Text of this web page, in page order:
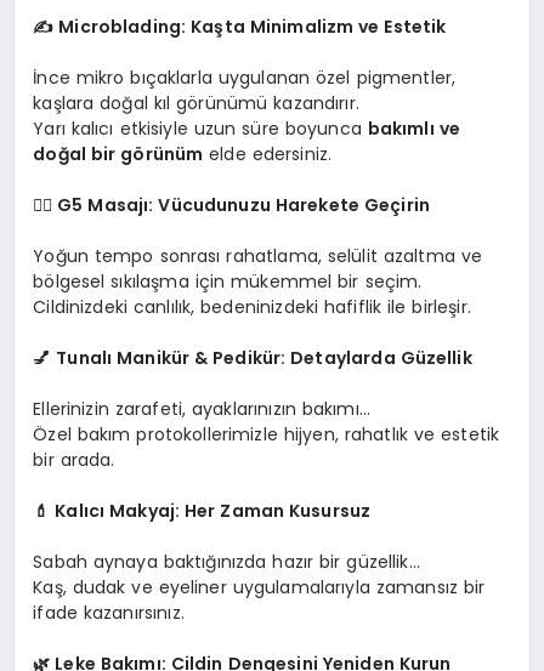
✍️ Microblading: Kaşta Minimalizm ve Estetik
İnce mikro bıçaklarla uygulanan özel pigmentler,
kaşlara doğal kıl görünümü kazandırır.
Yarı kalıcı etkisiyle uzun süre boyunca bakımlı ve
doğal bir görünüm elde edersiniz.
💆‍♀️ G5 Masajı: Vücudunuzu Harekete Geçirin
Yoğun tempo sonrası rahatlama, selülit azaltma ve
bölgesel sıkılaşma için mükemmel bir seçim.
Cildinizdeki canlılık, bedeninizdeki hafiflik ile birleşir.
💅 Tunalı Manikür & Pedikür: Detaylarda Güzellik
Ellerinizin zarafeti, ayaklarınızın bakımı…
Özel bakım protokollerimizle hijyen, rahatlık ve estetik
bir arada.
💄 Kalıcı Makyaj: Her Zaman Kusursuz
Sabah aynaya baktığınızda hazır bir güzellik…
Kaş, dudak ve eyeliner uygulamalarıyla zamansız bir
ifade kazanırsınız.
🌿 Leke Bakımı: Cildin Dengesini Yeniden Kurun